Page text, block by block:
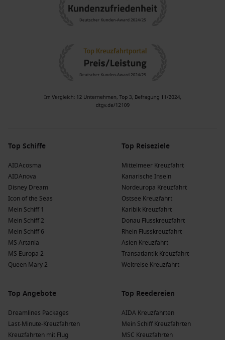
Top Schiffe
AIDAcosma
AIDAnova
Disney Dream
Icon of the Seas
Mein Schiff 1
Mein Schiff 2
Mein Schiff 6
MS Artania
MS Europa 2
Queen Mary 2
Top Reiseziele
Mittelmeer Kreuzfahrt
Kanarische Inseln
Nordeuropa Kreuzfahrt
Ostsee Kreuzfahrt
Karibik Kreuzfahrt
Donau Flusskreuzfahrt
Rhein Flusskreuzfahrt
Asien Kreuzfahrt
Transatlantik Kreuzfahrt
Weltreise Kreuzfahrt
Top Angebote
Dreamlines Packages
Last-Minute-Kreuzfahrten
Kreuzfahrten mit Flug
Top Reedereien
AIDA Kreuzfahrten
Mein Schiff Kreuzfahrten
MSC Kreuzfahrten